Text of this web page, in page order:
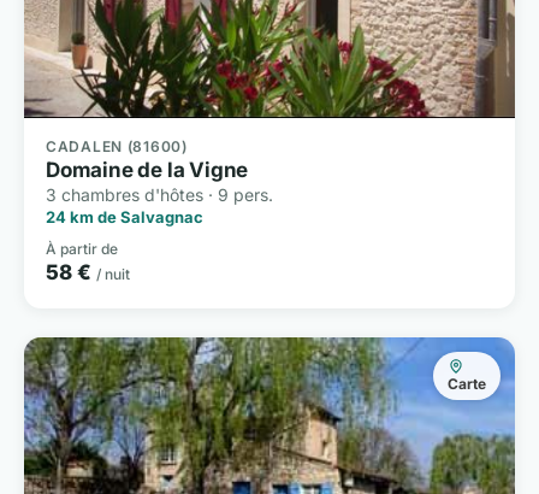
CADALEN (81600)
Domaine de la Vigne
3 chambres d'hôtes · 9 pers.
24 km de Salvagnac
À partir de
58 € / nuit
Carte